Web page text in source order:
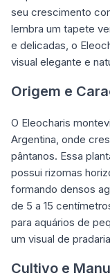
seu crescimento
lembra um tapete
e delicadas, o
visual elegante e
Origem e
O Eleocharis
Argentina, onde
pântanos. Essa
possui rizomas
formando densos
de 5 a 15
para aquários de
um visual de
Cultivo e